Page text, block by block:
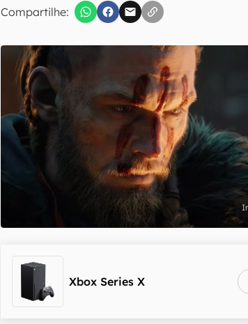
Compartilhe:
Confirmo que li, aceito e concordo com os
Xbox Series X